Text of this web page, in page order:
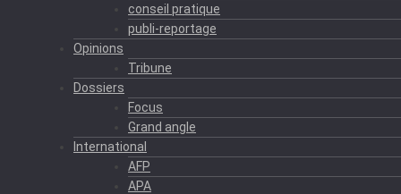
conseil pratique
publi-reportage
Opinions
Tribune
Dossiers
Focus
Grand angle
International
AFP
APA